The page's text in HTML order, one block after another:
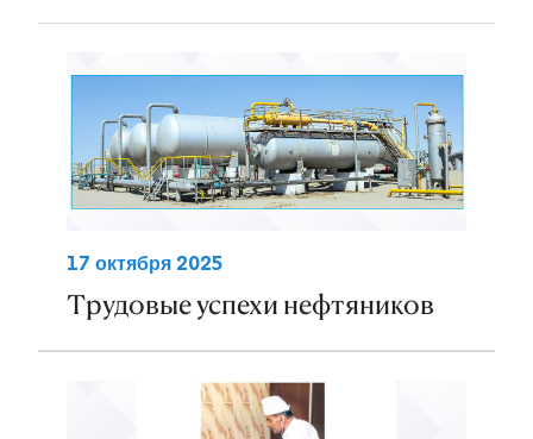
17 октября 2025
Трудовые успехи нефтяников